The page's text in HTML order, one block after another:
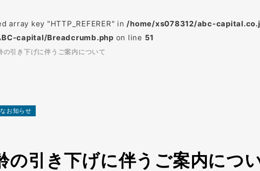
array key "HTTP_REFERER" in/home/xs078312/abc-
capital/Breadcrumb.php on line 51
の引き下げに伴うご案内について
お知らせ
の引き下げに伴うご案内につ